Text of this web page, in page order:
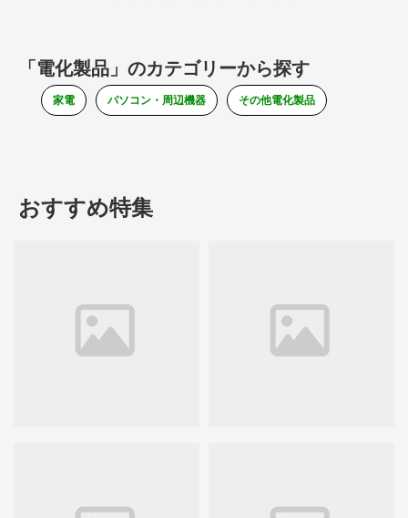
「電化製品」のカテゴリーから探す
家電 パソコン・周辺機器 その他電化製品
おすすめ特集